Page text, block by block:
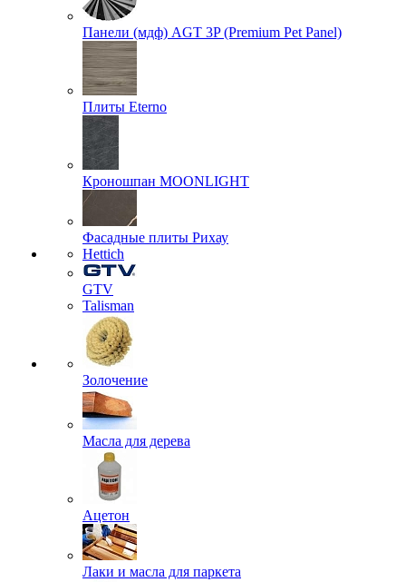
Панели (мдф) AGT 3P (Premium Pet Panel)
Плиты Eterno
Кроношпан MOONLIGHT
Фасадные плиты Рихау
Hettich
GTV
Talisman
Золочение
Масла для дерева
Ацетон
Лаки и масла для паркета